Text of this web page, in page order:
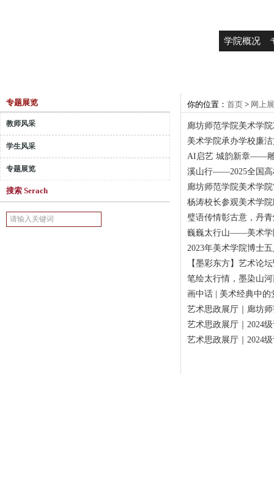
学院概况
专题展览
教师风采
学生风采
专题展览
搜索 Serach
你的位置： 首页 > 网上
廊坊师范学院美术学
美术学院承办学校廉
AI启艺 城韵新章——雕
溪山行——2025全国高
廊坊师范学院美术学
杨涛校长参观美术学
璧语传情彰古意，丹
巍巍太行山——美术学
2023年美术学院博士
【墨彩东方】艺术论
笔绘太行情，墨染山
画中话 | 美术经典中
艺术思政展厅｜廊坊
艺术思政展厅｜2024
艺术思政展厅｜2024